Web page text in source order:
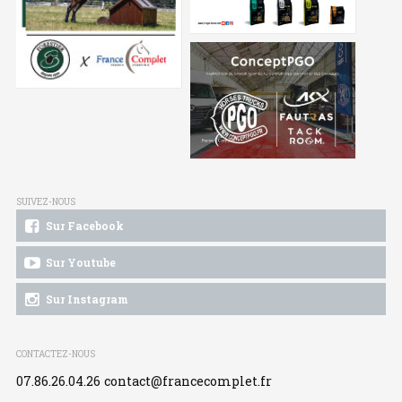
SUIVEZ-NOUS
Sur Facebook
Sur Youtube
Sur Instagram
CONTACTEZ-NOUS
07.86.26.04.26 contact@francecomplet.fr